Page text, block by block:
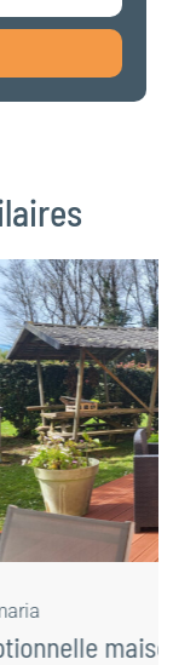
100 €
à